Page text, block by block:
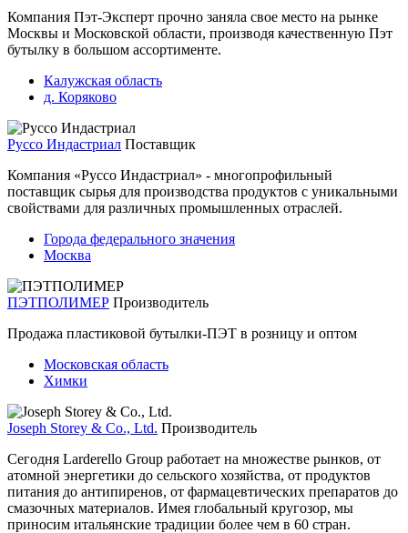
Компания Пэт-Эксперт прочно заняла свое место на рынке
Москвы и Московской области, производя качественную Пэт
бутылку в большом ассортименте.
Калужская область
д. Коряково
Руссо Индастриал Поставщик
Компания «Руссо Индастриал» - многопрофильный
поставщик сырья для производства продуктов с уникальными
свойствами для различных промышленных отраслей.
Города федерального значения
Москва
ПЭТПОЛИМЕР Производитель
Продажа пластиковой бутылки-ПЭТ в розницу и оптом
Московская область
Химки
Joseph Storey & Co., Ltd. Производитель
Сегодня Larderello Group работает на множестве рынков, от
атомной энергетики до сельского хозяйства, от продуктов
питания до антипиренов, от фармацевтических препаратов до
смазочных материалов. Имея глобальный кругозор, мы
приносим итальянские традиции более чем в 60 стран.